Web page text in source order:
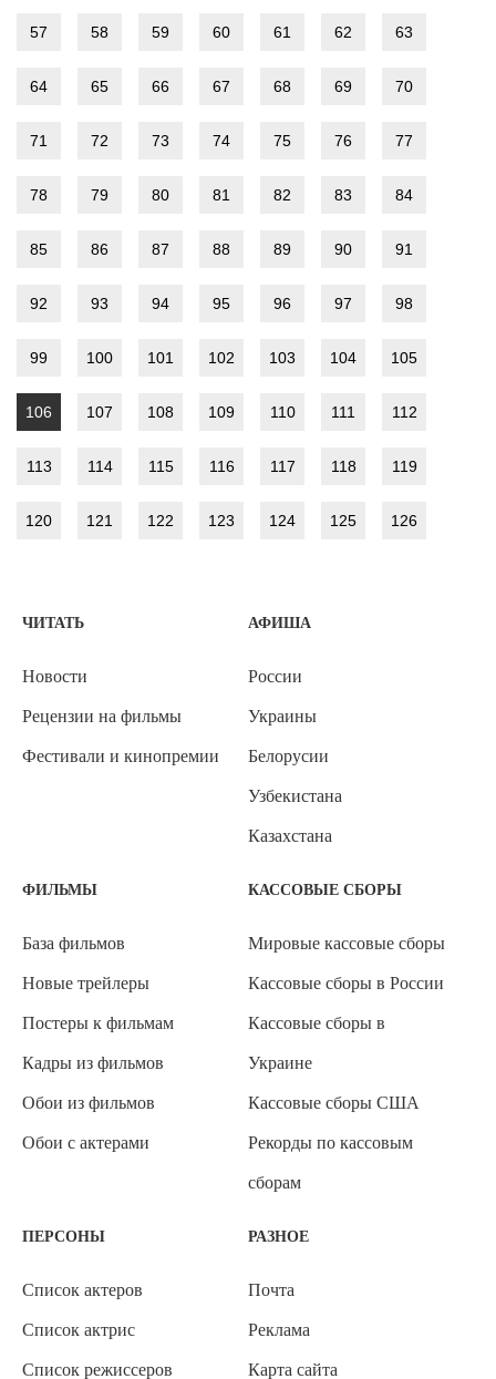
57 58 59 60 61 62 63
64 65 66 67 68 69 70
71 72 73 74 75 76 77
78 79 80 81 82 83 84
85 86 87 88 89 90 91
92 93 94 95 96 97 98
99 100 101 102 103 104 105
106 107 108 109 110 111 112
113 114 115 116 117 118 119
120 121 122 123 124 125 126
ЧИТАТЬ
Новости
Рецензии на фильмы
Фестивали и кинопремии
АФИША
России
Украины
Белорусии
Узбекистана
Казахстана
ФИЛЬМЫ
База фильмов
Новые трейлеры
Постеры к фильмам
Кадры из фильмов
Обои из фильмов
Обои с актерами
КАССОВЫЕ СБОРЫ
Мировые кассовые сборы
Кассовые сборы в России
Кассовые сборы в
Украине
Кассовые сборы США
Рекорды по кассовым
сборам
ПЕРСОНЫ
Список актеров
Список актрис
Список режиссеров
РАЗНОЕ
Почта
Реклама
Карта сайта